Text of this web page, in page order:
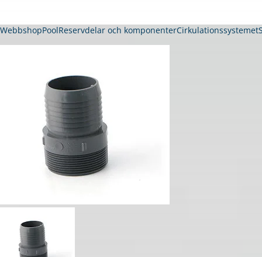
WebbshopPoolReservdelar och komponenterCirkulationssystemet